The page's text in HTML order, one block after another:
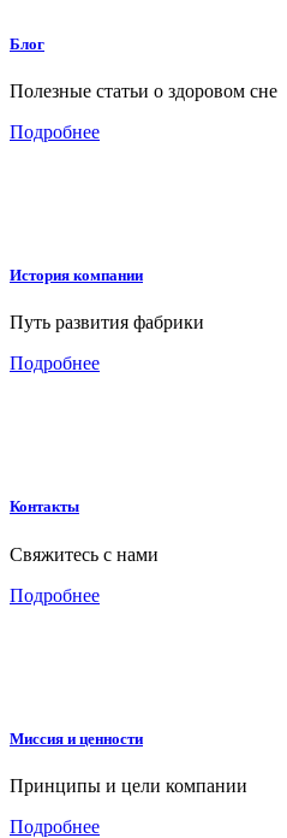
Блог
Полезные статьи о здоровом сне
Подробнее
История компании
Путь развития фабрики
Подробнее
Контакты
Свяжитесь с нами
Подробнее
Миссия и ценности
Принципы и цели компании
Подробнее